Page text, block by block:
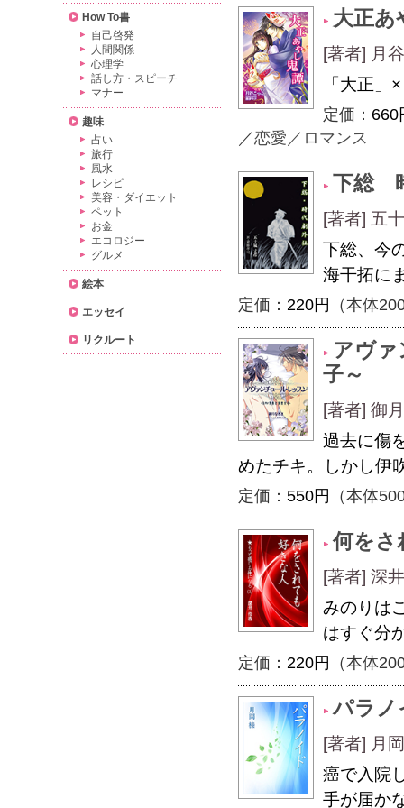
大正あ
[著者] 月
「大正」
定価： 660
／恋愛／ロマンス
下総
[著者] 五
下総、今
海干拓に
定価： 220円 （本体
アヴァ
子～
[著者] 御
過去に傷
めたチキ。しかし伊
定価： 550円 （本体
何をさ
[著者] 深
みのりは
はすぐ分
定価： 220円 （本体
パラノ
[著者] 月
癌で入院
手が届か
How To書
自己啓発
人間関係
心理学
話し方・スピーチ
マナー
趣味
占い
旅行
風水
レシピ
美容・ダイエット
ペット
お金
エコロジー
グルメ
絵本
エッセイ
リクルート